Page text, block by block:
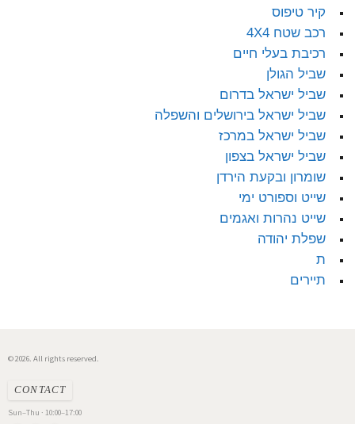
קיר טיפוס
רכב שטח 4X4
רכיבת בעלי חיים
שביל הגולן
שביל ישראל בדרום
שביל ישראל בירושלים והשפלה
שביל ישראל במרכז
שביל ישראל בצפון
שומרון ובקעת הירדן
שייט וספורט ימי
שייט נהרות ואגמים
שפלת יהודה
ת
תיירים
© 2026. All rights reserved.
CONTACT
Sun–Thu · 10:00–17:00